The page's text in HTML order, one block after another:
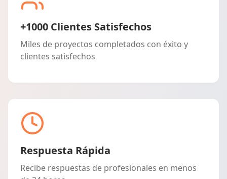
+1000 Clientes Satisfechos
Miles de proyectos completados con éxito y
clientes satisfechos
Respuesta Rápida
Recibe respuestas de profesionales en menos